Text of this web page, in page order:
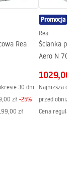
Rea
30 dni
zł -25%
zł
Promocja
Rea
Ścianka
Aero N 70
1029,00
Najniższa
przed obniżką:
Cena regularna